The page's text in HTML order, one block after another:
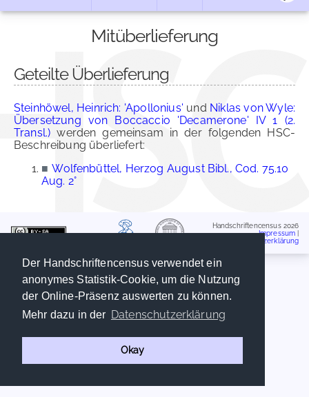
Der Handschriftencensus verwendet ein
anonymes Statistik-Cookie, um die Nutzung
der Online-Präsenz auswerten zu können.
Mehr dazu in der Datenschutzerklärung
Okay
Mitüberlieferung
Geteilte Überlieferung
Steinhöwel, Heinrich: 'Apollonius' und Niklas von Wyle:
Übersetzung von Boccaccio 'Decamerone' IV 1 (2.
Transl.) werden gemeinsam in der folgenden HSC-
Beschreibung überliefert:
■ Wolfenbüttel, Herzog August Bibl., Cod. 75.10
Aug. 2°
Handschriftencensus 2026
Impressum
Datenschutzerklärung